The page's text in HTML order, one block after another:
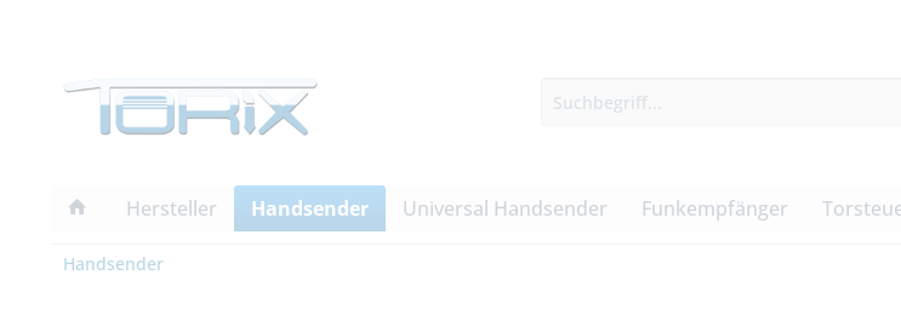
Hersteller Handsender Universal Handsender Funkempfänger
Handsender